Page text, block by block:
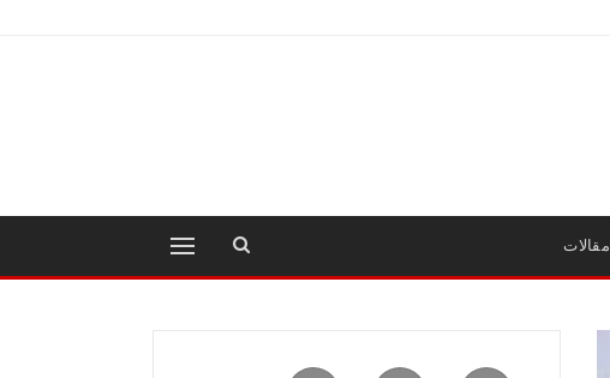
مقالات